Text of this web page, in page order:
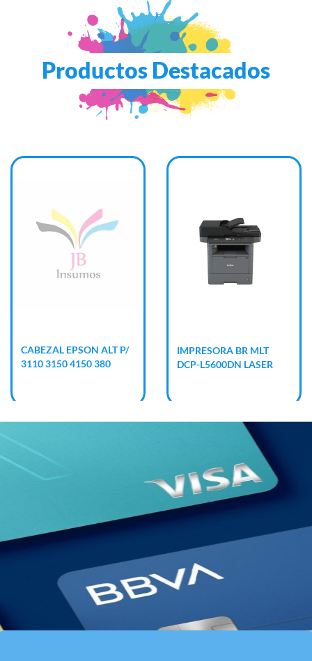
Productos Destacados
CABEZAL EPSON ALT P/
3110 3150 4150 380
IMPRESORA BR MLT
DCP-L5600DN LASER